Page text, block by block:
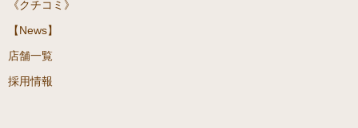
ーズジム)駒沢大学』にてパー
ソナルトレーニングをしてお
ります、澤野うみがご案内致
します。
《クチコミ》
【News】
店舗一覧
採用情報